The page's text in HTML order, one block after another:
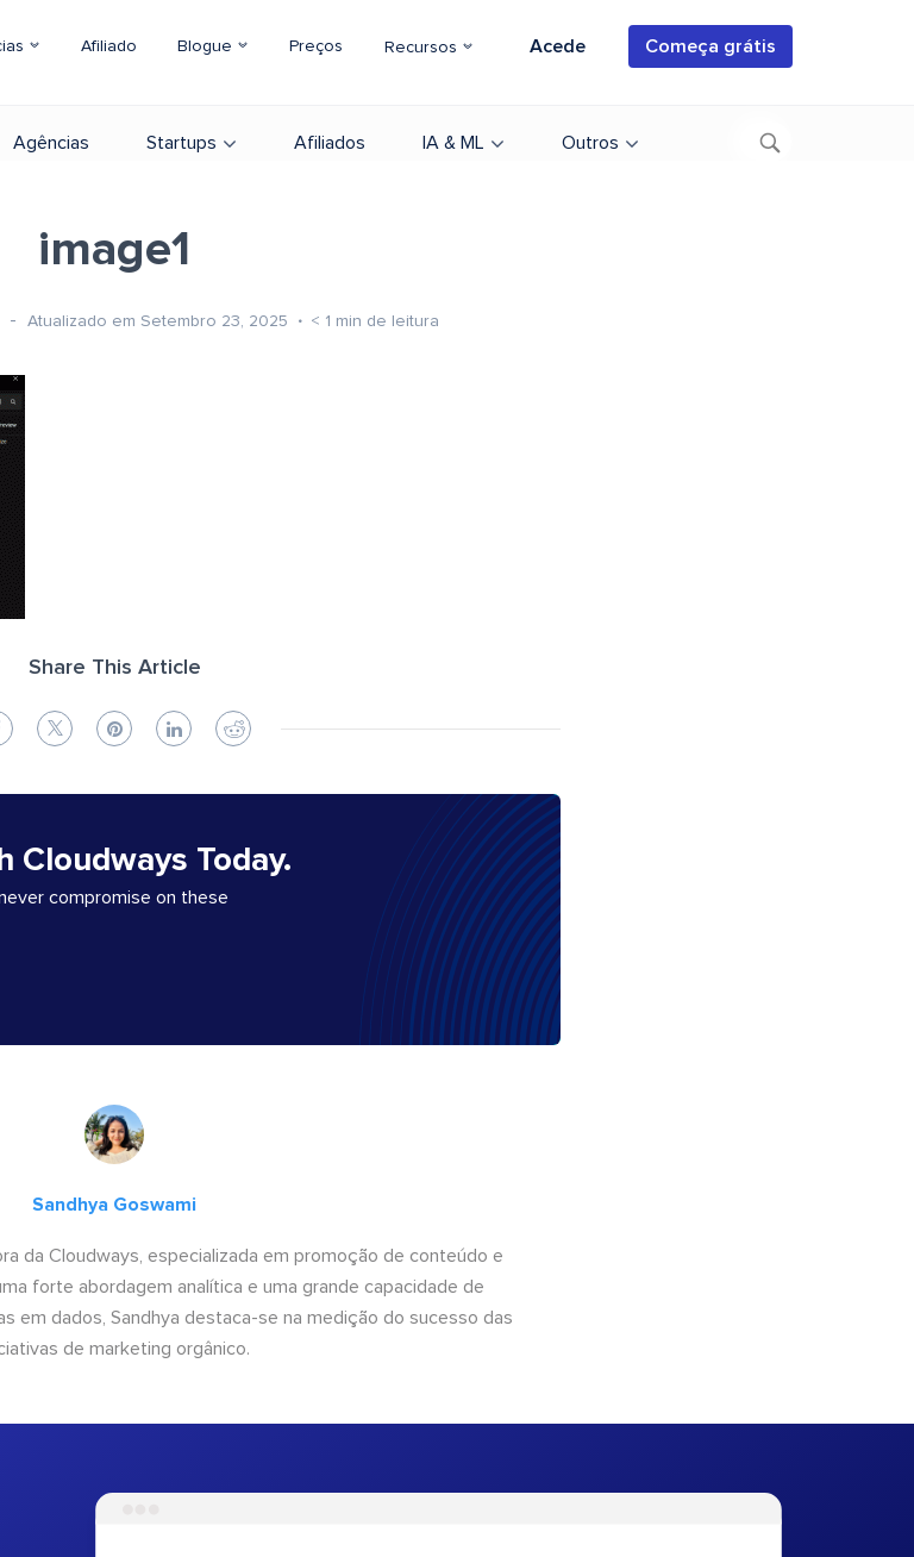
Afiliado Blogue Preços Recursos Acede Começa grátis
Agências Startups Afiliados IA & ML Outros
image1
Atualizado em Setembro 23, 2025 < 1 min de leitura
Share This Article
Cloudways Today.
compromise on these
Sandhya Goswami
da Cloudways, especializada em promoção de conteúdo e
forte abordagem analítica e uma grande capacidade de
em dados, Sandhya destaca-se na medição do sucesso das
de marketing orgânico.